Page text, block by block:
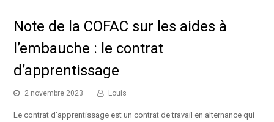
Note de la COFAC sur les aides à
l’embauche : le contrat
d’apprentissage
2 novembre 2023 Louis
Le contrat d’apprentissage est un contrat de travail en alternance qui